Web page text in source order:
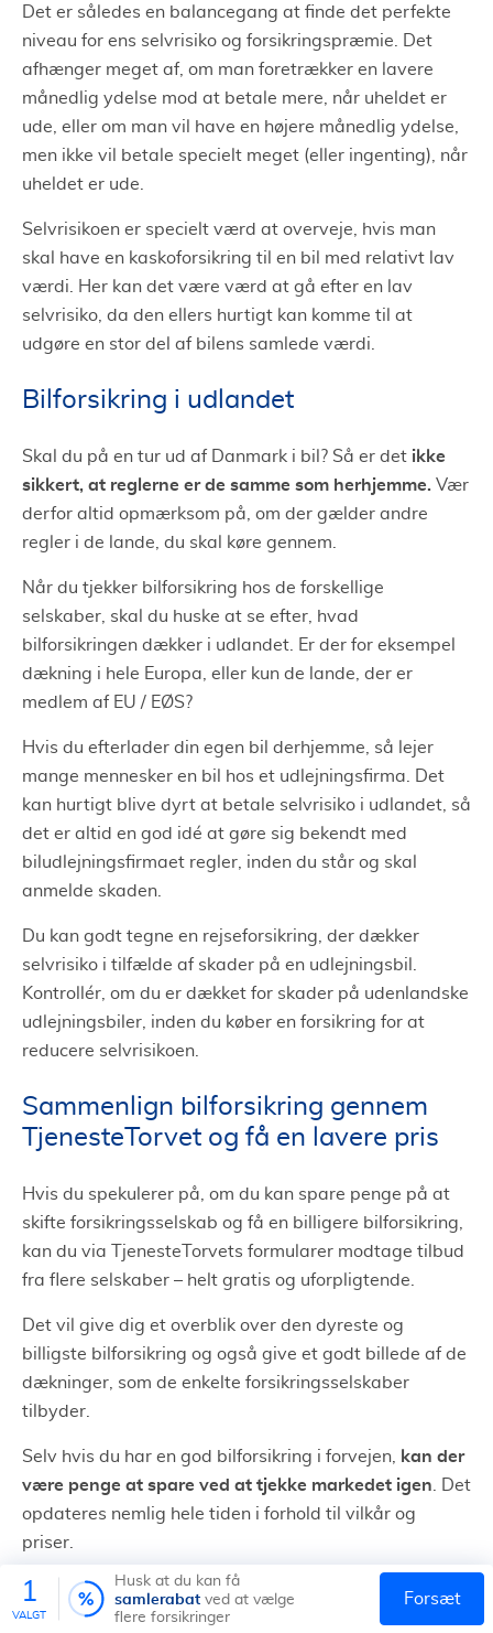
1
VALGT
Husk at du kan få
samlerabat ved at vælge
flere forsikringer
forsæt
Det er således en balancegang at finde det perfekte
niveau for ens selvrisiko og forsikringspræmie. Det
afhænger meget af, om man foretrækker en lavere
månedlig ydelse mod at betale mere, når uheldet er
ude, eller om man vil have en højere månedlig ydelse,
men ikke vil betale specielt meget (eller ingenting), når
uheldet er ude.
Selvrisikoen er specielt værd at overveje, hvis man
skal have en kaskoforsikring til en bil med relativt lav
værdi. Her kan det være værd at gå efter en lav
selvrisiko, da den ellers hurtigt kan komme til at
udgøre en stor del af bilens samlede værdi.
Bilforsikring i udlandet
Skal du på en tur ud af Danmark i bil? Så er det ikke
sikkert, at reglerne er de samme som herhjemme. Vær
derfor altid opmærksom på, om der gælder andre
regler i de lande, du skal køre gennem.
Når du tjekker bilforsikring hos de forskellige
selskaber, skal du huske at se efter, hvad
bilforsikringen dækker i udlandet. Er der for eksempel
dækning i hele Europa, eller kun de lande, der er
medlem af EU / EØS?
Hvis du efterlader din egen bil derhjemme, så lejer
mange mennesker en bil hos et udlejningsfirma. Det
kan hurtigt blive dyrt at betale selvrisiko i udlandet, så
det er altid en god idé at gøre sig bekendt med
biludlejningsfirmaet regler, inden du står og skal
anmelde skaden.
Du kan godt tegne en rejseforsikring, der dækker
selvrisiko i tilfælde af skader på en udlejningsbil.
Kontrollér, om du er dækket for skader på udenlandske
udlejningsbiler, inden du køber en forsikring for at
reducere selvrisikoen.
Sammenlign bilforsikring gennem
TjenesteTorvet og få en lavere pris
Hvis du spekulerer på, om du kan spare penge på at
skifte forsikringsselskab og få en billigere bilforsikring,
kan du via TjenesteTorvets formularer modtage tilbud
fra flere selskaber – helt gratis og uforpligtende.
Det vil give dig et overblik over den dyreste og
billigste bilforsikring og også give et godt billede af de
dækninger, som de enkelte forsikringsselskaber
tilbyder.
Selv hvis du har en god bilforsikring i forvejen, kan der
være penge at spare ved at tjekke markedet igen . Det
opdateres nemlig hele tiden i forhold til vilkår og
priser.
Og det er langt fra usandsynligt, at du kan skifte til et
selskab, som kan give dig en bedre pris på det samme